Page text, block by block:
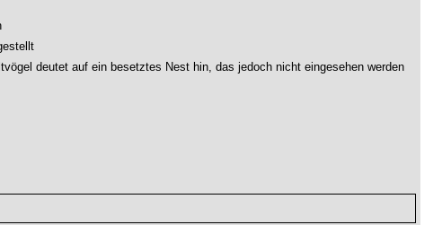
deutet auf ein besetztes Nest hin, das jedoch nicht eingesehen werden